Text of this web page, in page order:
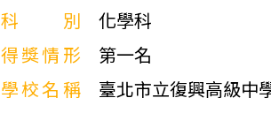
科別
化學科
得獎情形
第一名
學校名稱
臺北市立復興高級中